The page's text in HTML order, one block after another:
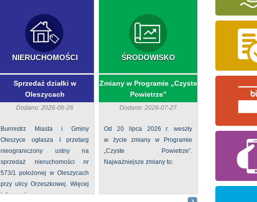
NIERUCHOMOŚCI
Sprzedaż działki w
Oleszycach
Dodano: 2026-06-26
Burmistrz Miasta i Gminy
Oleszyce ogłasza I przetarg
nieograniczony ustny na
sprzedaż nieruchomości nr
573/1 położonej w Oleszycach
przy ulicy Orzeszkowej. Więcej
informacji ...
ŚRODOWISKO
Zmiany w Programie „Czyste
Powietrze”
Dodano: 2026-07-27
Od 20 lipca 2026 r. weszły
w życie zmiany w Programie
„Czyste Powietrze”.
Najważniejsze zmiany to: